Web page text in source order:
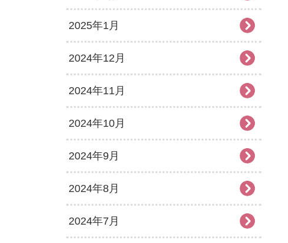
2025年1月
2024年12月
2024年11月
2024年10月
2024年9月
2024年8月
2024年7月